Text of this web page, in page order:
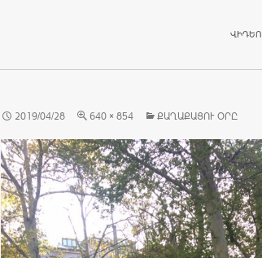
ՎԻԴԵՈ
2019/04/28 640 × 854 ՔԱՂԱՔԱՑՈՒ ՕՐԸ